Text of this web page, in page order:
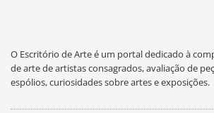
O Escritório de Arte é um portal dedicado à
de arte de artistas consagrados, avaliação de
espólios, curiosidades sobre artes e exposições.